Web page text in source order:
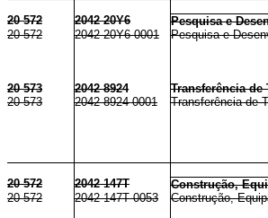
20 572 2042 20Y6
Pesquisa e
20 572
2042 20Y6 0001 Pesquisa e
20 573 2042 8924
Transferência
20 573
2042 8924 0001 Transferência de
20 572 2042 147T
Construção,
20 572
2042 147T 0053 Construção,